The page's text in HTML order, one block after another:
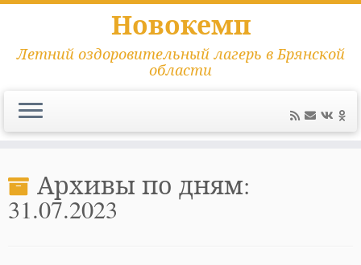
содержимому
Новокемп
Летний оздоровительный лагерь в Брянской
области
Архивы по дням:
31.07.2023